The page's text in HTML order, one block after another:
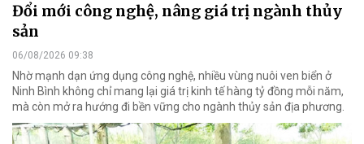
Đổi mới công nghệ, nâng giá trị ngành thủy
sản
06/08/2026 09:38
Nhờ mạnh dạn ứng dụng công nghệ, nhiều vùng nuôi ven biển ở
Ninh Bình không chỉ mang lại giá trị kinh tế hàng tỷ đồng mỗi năm,
mà còn mở ra hướng đi bền vững cho ngành thủy sản địa phương.